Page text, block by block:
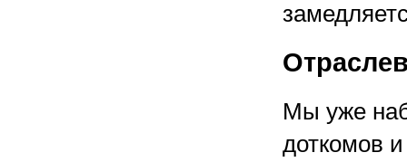
Мы уже
доткомов